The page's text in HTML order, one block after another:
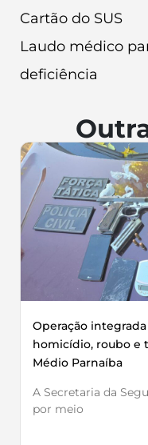
Cartão do SUS
Laudo médico
deficiência
Operação
homicídio, roubo e
Médio Parnaíba
A Secretaria da
por meio